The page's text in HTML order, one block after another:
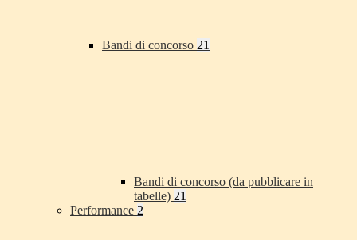
Bandi di concorso 21
Bandi di concorso (da pubblicare in
tabelle) 21
Performance 2